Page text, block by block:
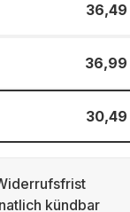
36,49
36,99
30,49
kündbar